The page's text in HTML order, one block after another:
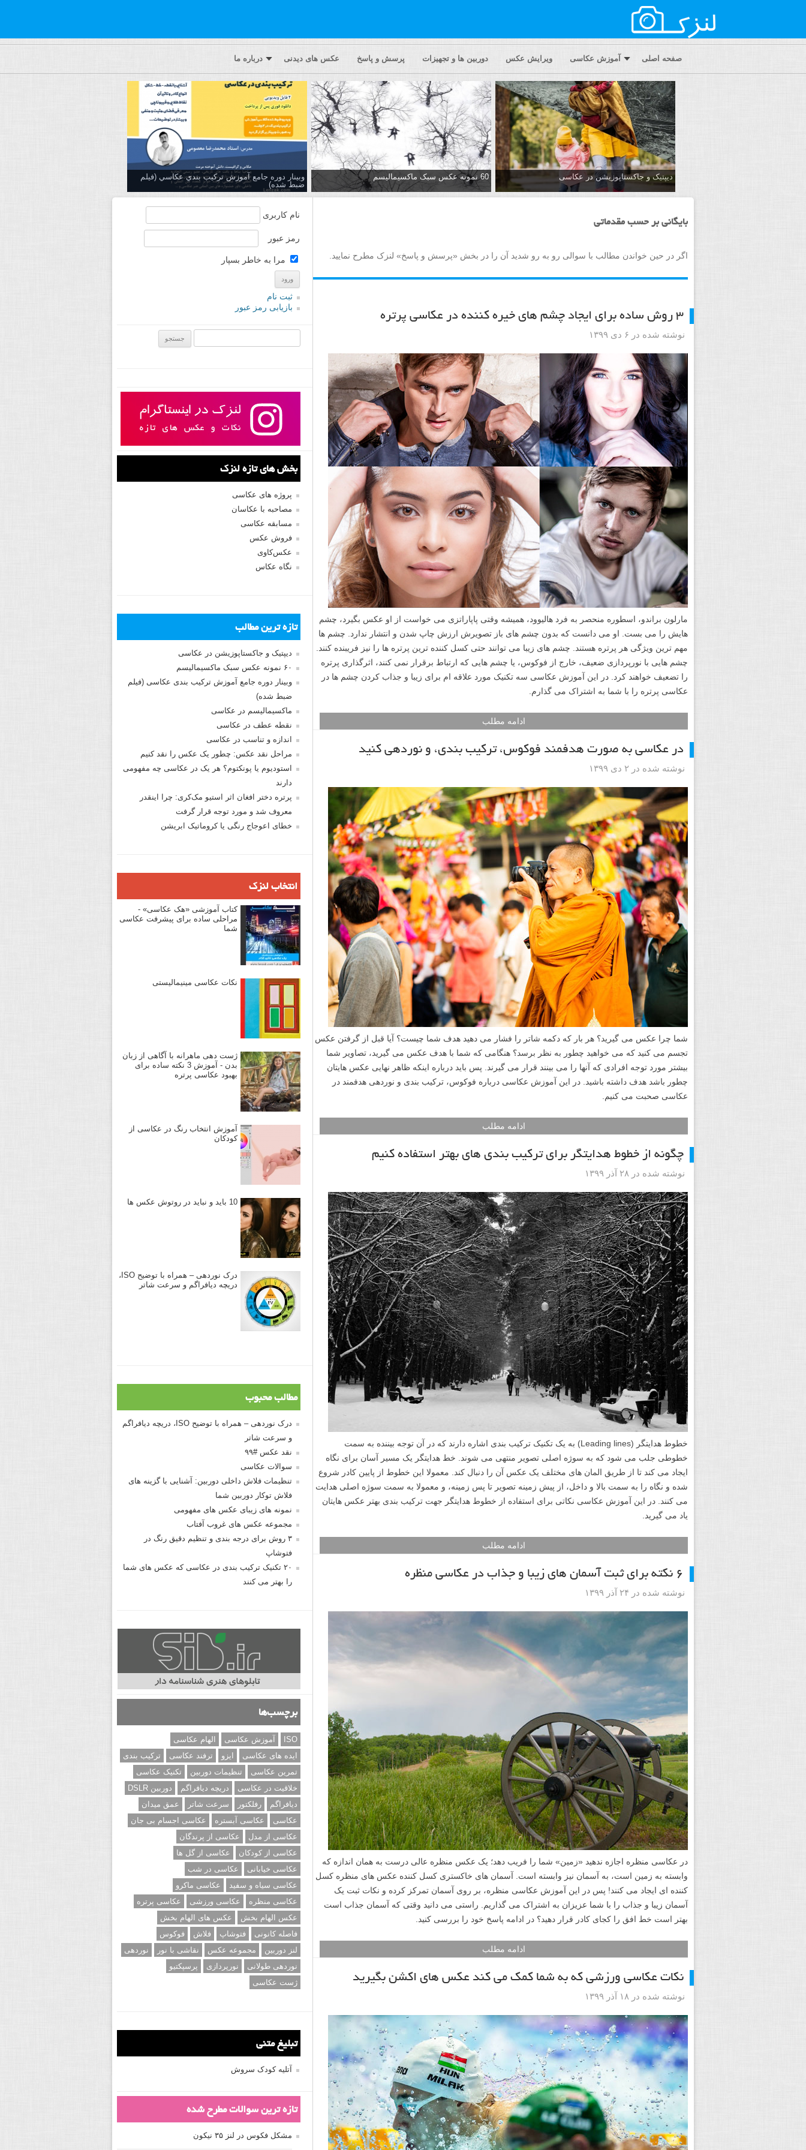
صفحه اصلی آموزش عکاسی ویرایش عکس دوربین ها و تجهیزات پرسش و پاسخ عکس های دیدنی درباره ما
دیپتیک و جاکستا‌پوزیشن در عکاسی 60 نمونه عکس سبک ماکسیمالیسم
وبینار دوره جامع آموزش تركيب بندي عكاسي (فیلم
ضبط شده)
بایگانی بر حسب مقدماتی
اگر در حین خواندن مطالب با سوالی رو به رو شدید آن را در بخش «پرسش و پاسخ» لنزک مطرح نمایید.
۳ روش ساده برای ایجاد چشم های خیره کننده در عکاسی پرتره
نوشته شده در ۶ دی ۱۳۹۹
مارلون براندو، اسطوره منحصر به فرد هالیوود، همیشه وقتی پاپاراتزی می خواست از او عکس بگیرد، چشم
هایش را می بست. او می دانست که بدون چشم های باز تصویرش ارزش چاپ شدن و انتشار ندارد. چشم ها
مهم ترین ویژگی هر پرتره هستند. چشم های زیبا می توانند حتی کسل کننده ترین پرتره ها را نیز فریبنده کنند.
چشم هایی با نورپردازی ضعیف، خارج از فوکوس، یا چشم هایی که ارتباط برقرار نمی کنند، اثرگذاری پرتره
را تضعیف خواهند کرد. در این آموزش عکاسی سه تکنیک مورد علاقه ام برای زیبا و جذاب کردن چشم ها در
عکاسی پرتره را با شما به اشتراک می گذارم.
ادامه مطلب
در عکاسی به صورت هدفمند فوکوس، ترکیب بندی، و نوردهی کنید
نوشته شده در ۲ دی ۱۳۹۹
شما چرا عکس می گیرید؟ هر بار که دکمه شاتر را فشار می دهید هدف شما چیست؟ آیا قبل از گرفتن عکس
تجسم می کنید که می خواهید چطور به نظر برسد؟ هنگامی که شما با هدف عکس می گیرید، تصاویر شما
بیشتر مورد توجه افرادی که آنها را می بینند قرار می گیرند. پس باید درباره اینکه ظاهر نهایی عکس هایتان
چطور باشد هدف داشته باشید. در این آموزش عکاسی درباره فوکوس، ترکیب بندی و نوردهی هدفمند در
عکاسی صحبت می کنیم.
ادامه مطلب
چگونه از خطوط هدایتگر برای ترکیب بندی های بهتر استفاده کنیم
نوشته شده در ۲۸ آذر ۱۳۹۹
خطوط هدایتگر (Leading lines) به یک تکنیک ترکیب بندی اشاره دارند که در آن توجه بیننده به سمت
خطوطی جلب می شود که به سوژه اصلی تصویر منتهی می شوند. خط هدایتگر یک مسیر آسان برای نگاه
ایجاد می کند تا از طریق المان های مختلف یک عکس آن را دنبال کند. معمولا این خطوط از پایین کادر شروع
شده و نگاه را به سمت بالا و داخل، از پیش زمینه تصویر تا پس زمینه، و معمولا به سمت سوژه اصلی هدایت
می کنند. در این آموزش عکاسی نکاتی برای استفاده از خطوط هدایتگر جهت ترکیب بندی بهتر عکس هایتان
یاد می گیرید.
ادامه مطلب
۶ نکته برای ثبت آسمان های زیبا و جذاب در عکاسی منظره
نوشته شده در ۲۴ آذر ۱۳۹۹
در عکاسی منظره اجازه ندهید «زمین» شما را فریب دهد؛ یک عکس منظره عالی درست به همان اندازه که
وابسته به زمین است، به آسمان نیز وابسته است. آسمان های خاکستری کسل کننده عکس های منظره کسل
کننده ای ایجاد می کنند! پس در این آموزش عکاسی منظره، بر روی آسمان تمرکز کرده و نکات ثبت یک
آسمان زیبا و جذاب را با شما عزیزان به اشتراک می گذاریم. راستی می دانید وقتی که آسمان جذاب است
بهتر است خط افق را کجای کادر قرار دهید؟ در ادامه پاسخ خود را بررسی کنید.
ادامه مطلب
نکات عکاسی ورزشی که به شما کمک می کند عکس های اکشن بگیرید
نوشته شده در ۱۸ آذر ۱۳۹۹
نام کاربری
رمز عبور
مرا به خاطر بسپار
ثبت نام
بازیابی رمز عبور
بخش های تازه لنزک
پروژه های عکاسی
مصاحبه با عکاسان
مسابقه عکاسی
فروش عکس
عکس‌کاوی
نگاه عکاس
تازه ترین مطالب
دیپتیک و جاکستا‌پوزیشن در عکاسی
۶۰ نمونه عکس سبک ماکسیمالیسم
وبینار دوره جامع آموزش ترکیب بندی عکاسی (فیلم
ضبط شده)
ماکسیمالیسم در عکاسی
نقطه عطف در عکاسی
اندازه و تناسب در عکاسی
مراحل نقد عکس: چطور یک عکس را نقد کنیم
استودیوم یا پونکتوم؟ هر یک در عکاسی چه مفهومی
دارند
پرتره دختر افغان اثر استیو مک‌کری: چرا اینقدر
معروف شد و مورد توجه قرار گرفت
خطای اعوجاج رنگی یا کروماتیک ابریشن
انتخاب لنزک
کتاب آموزشی «هک عکاسی» -
مراحلی ساده برای پیشرفت عکاسی
شما
نکات عکاسی مینیمالیستی
ژست دهی ماهرانه با آگاهی از زبان
بدن - آموزش 3 نکته ساده برای
بهبود عکاسی پرتره
آموزش انتخاب رنگ در عکاسی از
کودکان
10 باید و نباید در روتوش عکس ها
درک نوردهی – همراه با توضیح ISO،
دریچه دیافراگم و سرعت شاتر
مطالب محبوب
درک نوردهی – همراه با توضیح ISO، دریچه دیافراگم
و سرعت شاتر
نقد عکس #۹۹
سوالات عکاسی
تنظیمات فلاش داخلی دوربین: آشنایی با گزینه های
فلاش توکار دوربین شما
نمونه های زیبای عکس های مفهومی
مجموعه عکس های غروب آفتاب
۳ روش برای درجه بندی و تنظیم دقیق رنگ در
فتوشاپ
۲۰ تکنیک ترکیب بندی در عکاسی که عکس های شما
را بهتر می کنند
برچسب‌ها
ISO آموزش عکاسی
الهام عکاسی
ایده های عکاسی
ایزو ترفند عکاسی
ترکیب بندی
تمرین عکاسی
تنظیمات دوربین
تکنیک عکاسی
خلاقیت در عکاسی
دریچه دیافراگم
دوربین DSLR
دیافراگم
رفلکتور سرعت شاتر
عمق میدان
عکاسی
عکاسی آبستره
عکاسی اجسام بی جان
عکاسی از مدل
عکاسی از پرندگان
عکاسی از کودکان
عکاسی از گل ها
عکاسی خیابانی
عکاسی در شب
عکاسی سیاه و سفید
عکاسی ماکرو
عکاسی منظره
عکاسی ورزشی
عکاسی پرتره
عکس الهام بخش
عکس های الهام بخش
فاصله کانونی
فتوشاپ فلاش
فوکوس
لنز دوربین
مجموعه عکس نقاشی با نور
نوردهی
نوردهی طولانی
نورپردازی
پرسپکتیو
ژست عکاسی
تبلیغ متنی
آتلیه کودک سروش
تازه ترین سوالات مطرح شده
مشکل فکوس در لنز ۳۵ نیکون